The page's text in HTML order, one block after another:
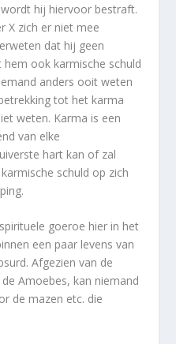
hij hiervoor bestraft.
X zich er niet mee
dat hij geen
ook karmische schuld
anders ooit weten
tot het karma
weten. Karma is een
van elke
hart kan of zal
schuld op zich
goeroe hier in het
een paar levens van
Afgezien van de
Amoebes, kan niemand
de mazen etc. die